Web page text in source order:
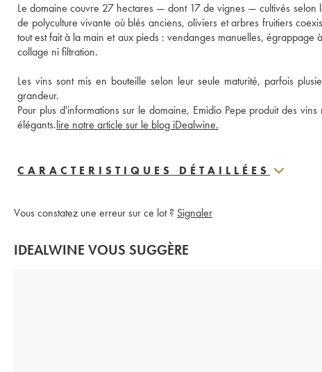
Le domaine couvre 27 hectares — dont 17 de vignes — cultivés
de polyculture vivante où blés anciens, oliviers et arbres fruitiers
tout est fait à la main et aux pieds : vendanges manuelles,
collage ni filtration.
Les vins sont mis en bouteille selon leur seule maturité, parfois
grandeur.
Pour plus d'informations sur le domaine, Emidio Pepe produit des
élégants.lire notre article sur le blog iDealwine.
CARACTERISTIQUES DÉTAILLÉES
Vous constatez une erreur sur ce lot ? Signaler
IDEALWINE VOUS SUGGÈRE